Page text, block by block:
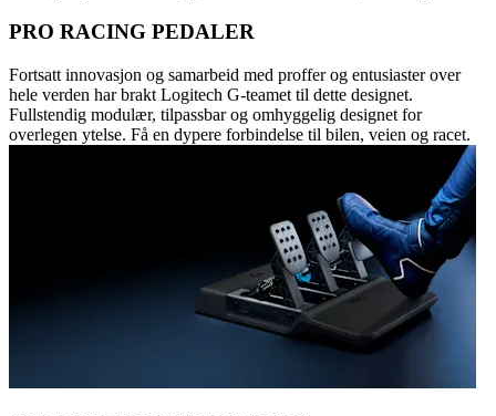
PRO RACING PEDALER
Fortsatt innovasjon og samarbeid med proffer og entusiaster over
hele verden har brakt Logitech G-teamet til dette designet.
Fullstendig modulær, tilpassbar og omhyggelig designet for
overlegen ytelse. Få en dypere forbindelse til bilen, veien og racet.